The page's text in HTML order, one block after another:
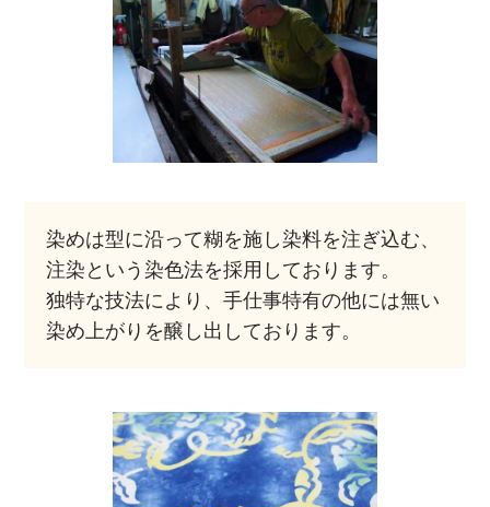
染めは型に沿って糊を施し染料を注ぎ込む、
注染という染色法を採用しております。
独特な技法により、手仕事特有の他には無い
染め上がりを醸し出しております。